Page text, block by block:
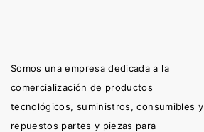
Somos una empresa dedicada a la
comercialización de productos
tecnológicos, suministros, consumibles y
repuestos partes y piezas para